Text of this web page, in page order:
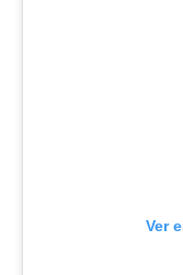
Ver